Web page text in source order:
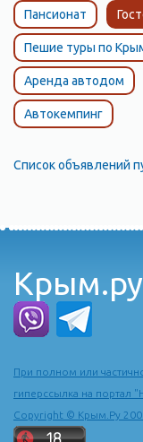
Пансионат
Пешие туры по
Аренда автодом
Автокемпинг
Список объявлений
При полном или
гиперссылка на портал
Copyright © Крым.Ру